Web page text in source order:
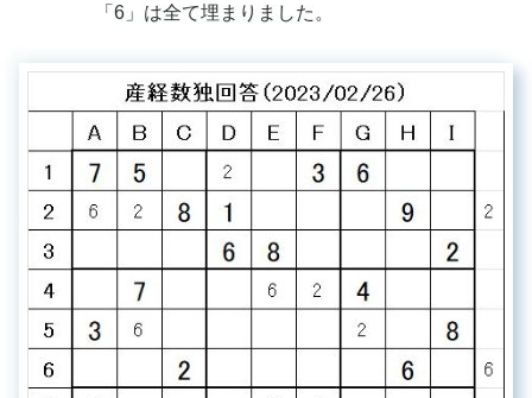
「6」は全て埋まりました。